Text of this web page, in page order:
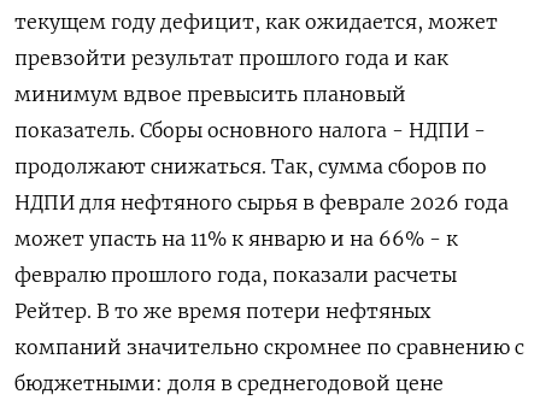
текущем году дефицит, как ожидается, может
превзойти результат прошлого года и как
минимум вдвое превысить плановый
показатель. Сборы основного налога - НДПИ -
продолжают снижаться. Так, ‌сумма сборов по
НДПИ для нефтяного сырья в феврале 2026 года
может упасть на 11% к январю и на 66% - к
февралю прошлого года, показали ​расчеты
Рейтер. В то же время потери нефтяных
компаний значительно скромнее по сравнению с
бюджетными: доля в среднегодовой цене